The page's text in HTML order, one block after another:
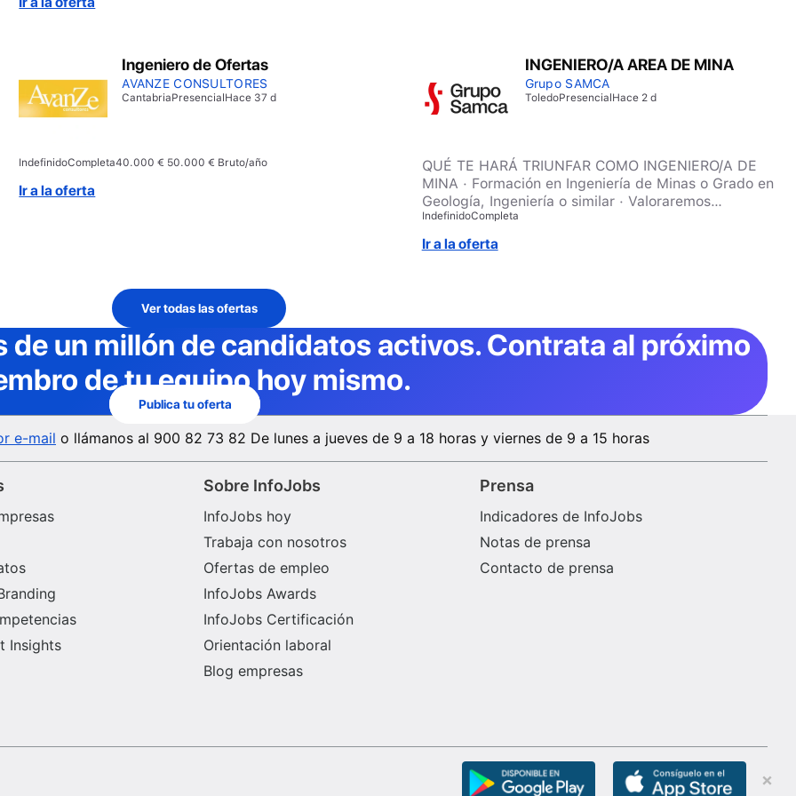
Ingeniero de Ofertas
AVANZE CONSULTORES
CantabriaPresencialHace 37 d
IndefinidoCompleta40.000 € 50.000 € Bruto/año
Ir a la oferta
INGENIERO/A AREA DE MINA
Grupo SAMCA
ToledoPresencialHace 2 d
QUÉ TE HARÁ TRIUNFAR COMO INGENIERO/A DE
MINA · Formación en Ingeniería de Minas o Grado en
Geología, Ingeniería o similar · Valoraremos
positivamente disponer del Máster PRL o el interés
en formarse a través nuestro plan de desarrollo. ·
Valoraremos positivamente experiencia aportada en
continua. Si te identificas con las habilidades y la
motivación necesarias para triunfar en esta posición,
¡no dudes en inscribirte!
IndefinidoCompleta
Ir a la oferta
Ver todas las ofertas
de un millón de candidatos activos. Contrata al próximo
de tu equipo hoy mismo.
Publica tu oferta
e-mail o llámanos al 900 82 73 82 De lunes a jueves de 9 a 18 horas y viernes de 9 a 15 horas
Insights
Sobre InfoJobs
InfoJobs hoy
Trabaja con nosotros
Ofertas de empleo
InfoJobs Awards
InfoJobs Certificación
Orientación laboral
Blog empresas
Prensa
Indicadores de InfoJobs
Notas de prensa
Contacto de prensa